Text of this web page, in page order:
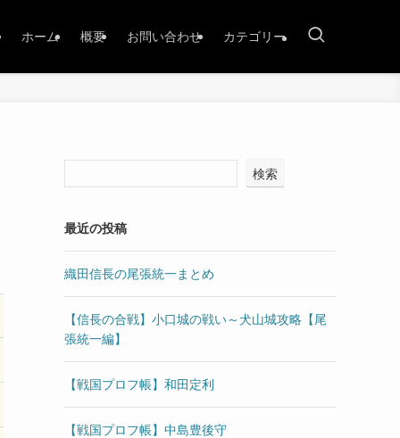
ホーム 概要 お問い合わせ カテゴリー
検索
最近の投稿
織田信長の尾張統一まとめ
【信長の合戦】小口城の戦い～犬山城攻略【尾
張統一編】
【戦国プロフ帳】和田定利
【戦国プロフ帳】中島豊後守